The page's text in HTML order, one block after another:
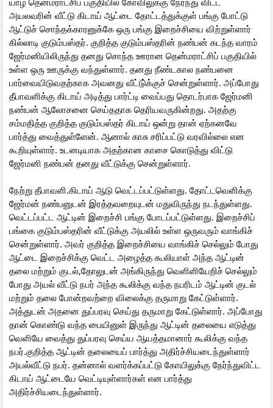
அயலவரின் வீட்டு கிடாய் ஆட்டை தோட்டத்துக்குள் பங்கு போட்டு
ஆட்டுச் சொந்தக்காரனுக்கே ஒரு பங்கு இறைச்சியை விற்றுள்ளார்
கில்லாடி குடும்பஸ்தர். குறித்த குடும்பஸ்தரின் நண்பன் கடந்த வாரம்
ஜேர்மனியிலிருந்து தனது சொந்த ஊரான தென்மராட்சிப் பகுதியில்
உள்ள ஒரு ஊருக்கு வந்துள்ளார். தனது நீண்டகால நண்பனை
பார்வையிடுவதற்காக அவனது வீட்டு்க்குச் சென்றுள்ளார். அப்போது
தீபாவளிக்கு கிடாய் அடித்து பார்ட்டி வைப்பது தொடர்பாக ஜேர்மனி
நண்பன் ஆலோசனை செய்ததாக தெரியவருகின்றது. அதற்கு
சம்மதித்த குறித்த குடும்பஸ்தர் கிடாய் ஒன்று தான் ஏற்கனவே
பார்த்து வைத்துள்ளேன். ஆனால் காசு சரிப்பட்டு வரவில்லை என
கூறியுள்ளார். உடனடியாக அதற்கான காசை கொடுத்து விட்டு
ஜேர்மனி நண்பன் தனது வீட்டுக்கு சென்றுள்ளார்.
நேற்று தீபாவளி.கிடாய் ஆடு வெட்டப்பட்டுள்ளது. தோட்டவெளிக்கு
ஜேர்மன் நண்பனுடன் இரத்தவறையுடன் மதுவிருந்து நடந்துள்ளது.
வெட்டப்பட்ட ஆட்டின் இறைச்சி பங்கு போடப்பட்டுள்ளது. இறைச்சிப்
பங்கை குடும்பஸ்தரின் வீட்டுக்கு அயலில் உள்ள ஒருவரும் வாங்கிச்
சென்றுள்ளார். அவர் குறித்த இறைச்சியை வாங்கிச் செல்லும் போது
ஆட்டை இறைச்சிக்கு வெட்ட அழைத்த கூலியாள் அந்த ஆட்டின்
தலை மற்றும் குடல்,தோலுடன் அங்கிருந்து வெளிளியேறிச் செல்லும்
போது அயல் வீட்டு நபர் அந்த கூலிக்கு வந்த நபரிடம் ஆட்டின் குடல்
மற்றும் தலை போன்றவற்றை விலைக்கு தருமாறு கேட்டுள்ளார்.
அத்துடன் அதனை துப்பரவு செய்து தருமாறு கேட்டுள்ளார். அப்போது
தான் கொண்டு வந்த பையினுள் இருந்து ஆட்டின் தலையை எடுத்து
வெளியே வைத்து துப்பரவு செய்ய ஆயத்தமானார் கூலிக்கு வந்த
நபர்.குறித்த ஆட்டின் தலையைப் பார்த்து அதிர்ச்சியடைந்துள்ளார்
அயல்வீட்டு நபர். தன்னால் வளர்க்கப்பட்டு கோயிலுக்கு நேர்ந்துவிட்ட
கிடாய் ஆட்டையே வெட்டியுள்ளார்கள் என பார்த்து
அதிர்ச்சியடைந்துள்ளார்.